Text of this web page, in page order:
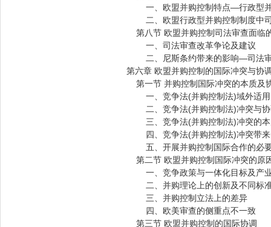
一、欧盟并购控制特点—行政型并
二、欧盟行政型并购控制制度中
第八节 欧盟并购控制司法审查面临
一、司法审查改革争论及建议
二、尼斯条约带来的影响—司法
第六章 欧盟并购控制的国际冲突与协
第一节 并购控制国际冲突的本质及
一、竞争法(并购控制法)域外适用
二、竞争法(并购控制法)冲突与协
三、竞争法(并购控制法)冲突的本
四、竞争法(并购控制法)冲突带来
五、开展并购控制国际合作的必
第二节 欧盟并购控制国际冲突的原
一、竞争政策与一体化目标及产
二、并购理论上的创新及不同标
三、并购控制立法上的差异
四、欧美审查的侧重点不一致
第三节 欧盟并购控制的国际协调